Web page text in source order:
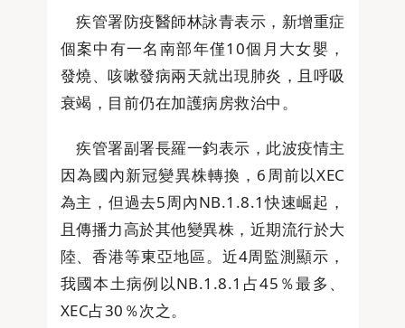
疾管署防疫醫師林詠青表示，新增重症
個案中有一名南部年僅10個月大女嬰，
發燒、咳嗽發病兩天就出現肺炎，且呼吸
衰竭，目前仍在加護病房救治中。
疾管署副署長羅一鈞表示，此波疫情主
因為國內新冠變異株轉換，6周前以XEC
為主，但過去5周內NB.1.8.1快速崛起，
且傳播力高於其他變異株，近期流行於大
陸、香港等東亞地區。近4周監測顯示，
我國本土病例以NB.1.8.1占45％最多、
XEC占30％次之。